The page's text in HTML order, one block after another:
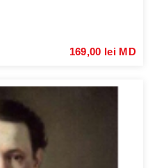
169,00 lei MD